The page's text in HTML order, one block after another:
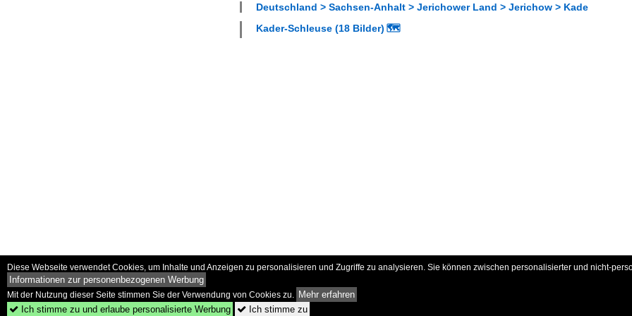
Deutschland > Sachsen-Anhalt > Jerichower Land > Jerichow > Kade
Kader-Schleuse (18 Bilder) 🗺
Diese Webseite verwendet Cookies, um Inhalte und Anzeigen zu personalisieren und Zugriffe zu analysieren. Sie können zwischen personalisierter und nicht-
Informationen zur personenbezogenen Werbung
Mit der Nutzung dieser Seite stimmen Sie der Verwendung von Cookies zu. Mehr erfahren
 Ich stimme zu und erlaube personalisierte Werbung  Ich stimme zu